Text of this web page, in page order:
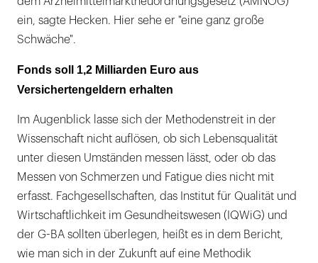
ein, sagte Hecken. Hier sehe er "eine ganz große
Schwäche".
Fonds soll 1,2 Milliarden Euro aus
Versichertengeldern erhalten
Im Augenblick lasse sich der Methodenstreit in der
Wissenschaft nicht auflösen, ob sich Lebensqualität
unter diesen Umständen messen lässt, oder ob das
Messen von Schmerzen und Fatigue dies nicht mit
erfasst. Fachgesellschaften, das Institut für Qualität und
Wirtschaftlichkeit im Gesundheitswesen (IQWiG) und
der G-BA sollten überlegen, heißt es in dem Bericht,
wie man sich in der Zukunft auf eine Methodik